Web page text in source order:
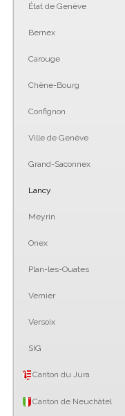
État de Genève
Bernex
Carouge
Chêne-Bourg
Confignon
Ville de Genève
Grand-Saconnex
Lancy
Meyrin
Onex
Plan-les-Ouates
Vernier
Versoix
SIG
Canton du Jura
Canton de Neuchâtel